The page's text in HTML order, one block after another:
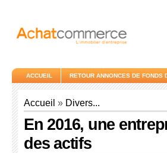
ACCUEIL RETOUR ANNONCES DE FONDS
Accueil » Divers...
En 2016, une
des actifs